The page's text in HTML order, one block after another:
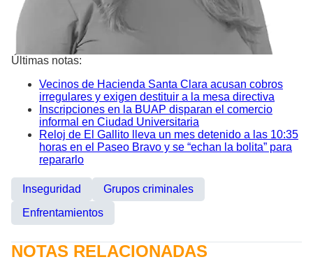
Últimas notas:
Vecinos de Hacienda Santa Clara acusan cobros
irregulares y exigen destituir a la mesa directiva
Inscripciones en la BUAP disparan el comercio
informal en Ciudad Universitaria
Reloj de El Gallito lleva un mes detenido a las 10:35
horas en el Paseo Bravo y se “echan la bolita” para
repararlo
Inseguridad
Grupos criminales
Enfrentamientos
NOTAS RELACIONADAS